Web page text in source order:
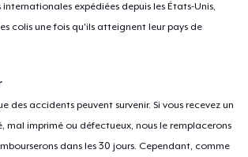
expédiées depuis les États-Unis,
colis une fois qu'ils atteignent leur pays de
des accidents peuvent survenir. Si vous recevez un
mal imprimé ou défectueux, nous le remplacerons
dans les 30 jours. Cependant, comme